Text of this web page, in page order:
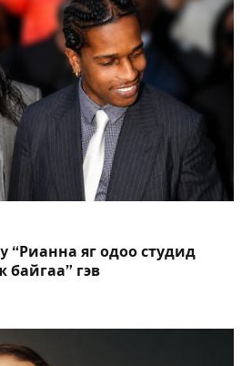
“Рианна яг одоо студид
гэв